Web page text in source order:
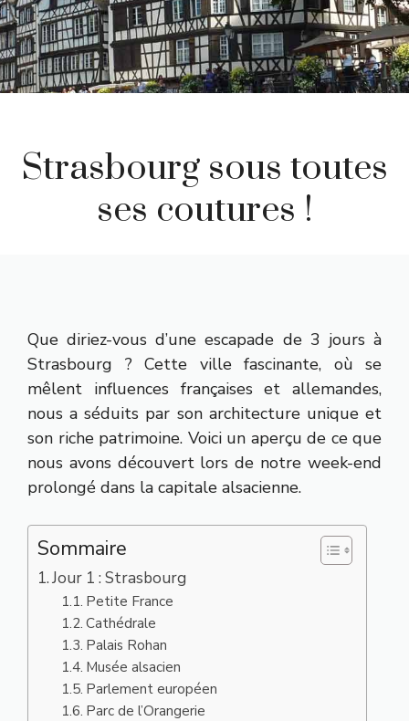
Strasbourg sous toutes
ses coutures !
Que diriez-vous d’une escapade de 3 jours à
Strasbourg ? Cette ville fascinante, où se
mêlent influences françaises et allemandes,
nous a séduits par son architecture unique et
son riche patrimoine. Voici un aperçu de ce que
nous avons découvert lors de notre week-end
prolongé dans la capitale alsacienne.
Sommaire
Jour 1 : Strasbourg
Petite France
Cathédrale
Palais Rohan
Musée alsacien
Parlement européen
Parc de l’Orangerie